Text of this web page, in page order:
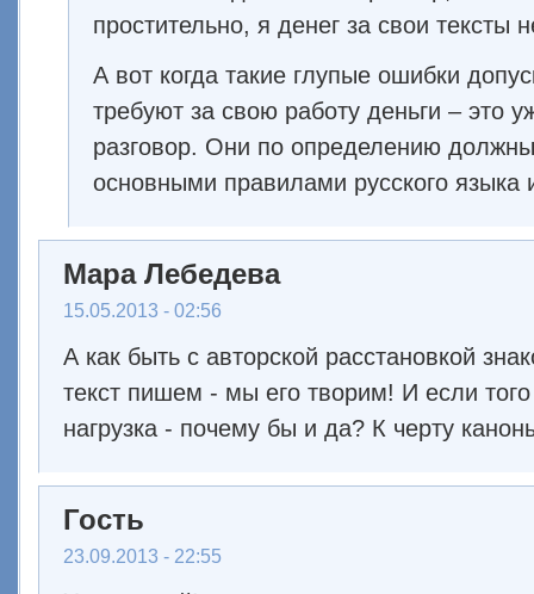
простительно, я денег за свои тексты
А вот когда такие глупые ошибки
требуют за свою работу деньги – это
разговор. Они по определению
основными правилами русского языка
Мара Лебедева
15.05.2013 - 02:56
А как быть с авторской расстановкой
текст пишем - мы его творим! И если
нагрузка - почему бы и да? К черту
Гость
23.09.2013 - 22:55